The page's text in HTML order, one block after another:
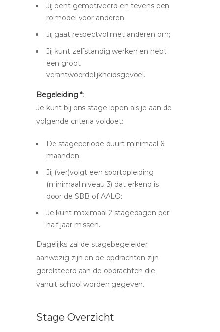
Jij bent gemotiveerd en tevens een
rolmodel voor anderen;
Jij gaat respectvol met anderen om;
Jij kunt zelfstandig werken en hebt
een groot
verantwoordelijkheidsgevoel.
Begeleiding *:
Je kunt bij ons stage lopen als je aan de
volgende criteria voldoet:
De stageperiode duurt minimaal 6
maanden;
Jij (ver)volgt een sportopleiding
(minimaal niveau 3) dat erkend is
door de SBB of AALO;
Je kunt maximaal 2 stagedagen per
half jaar missen.
Dagelijks zal de stagebegeleider
aanwezig zijn en de opdrachten zijn
gerelateerd aan de opdrachten die
vanuit school worden gegeven.
Stage Overzicht